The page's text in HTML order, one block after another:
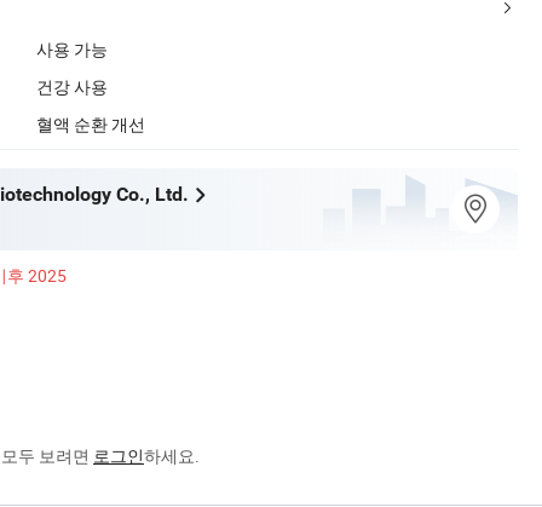
사용 가능
건강 사용
혈액 순환 개선
Co., Ltd.
후 2025
두 보려면 로그인하세요.